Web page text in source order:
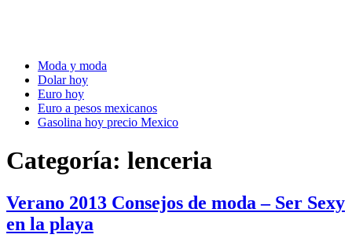
Moda y moda
Dolar hoy
Euro hoy
Euro a pesos mexicanos
Gasolina hoy precio Mexico
Categoría: lenceria
Verano 2013 Consejos de moda – Ser Sexy
en la playa